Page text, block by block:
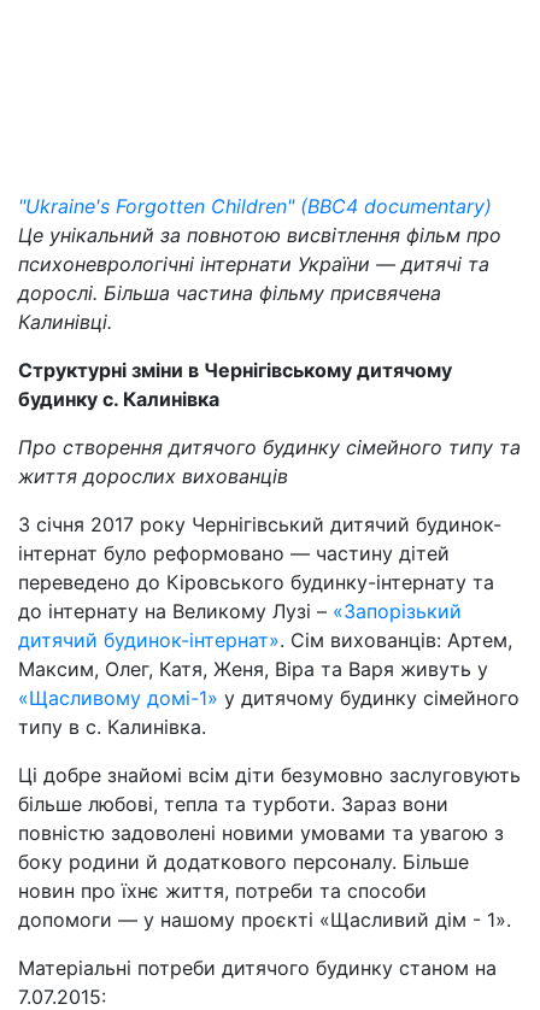
"Ukraine's Forgotten Children" (BBC4 documentary)
Це унікальний за повнотою висвітлення фільм про
психоневрологічні інтернати України — дитячі та
дорослі. Більша частина фільму присвячена
Калинівці.
Структурні зміни в Чернігівському дитячому
будинку с. Калинівка
Про створення дитячого будинку сімейного типу та
життя дорослих вихованців
З січня 2017 року Чернігівський дитячий будинок-
інтернат було реформовано — частину дітей
переведено до Кіровського будинку-інтернату та
до інтернату на Великому Лузі – «Запорізький
дитячий будинок-інтернат». Сім вихованців: Артем,
Максим, Олег, Катя, Женя, Віра та Варя живуть у
«Щасливому домі-1» у дитячому будинку сімейного
типу в с. Калинівка.
Ці добре знайомі всім діти безумовно заслуговують
більше любові, тепла та турботи. Зараз вони
повністю задоволені новими умовами та увагою з
боку родини й додаткового персоналу. Більше
новин про їхнє життя, потреби та способи
допомоги — у нашому проєкті «Щасливий дім - 1».
Матеріальні потреби дитячого будинку станом на
7.07.2015: